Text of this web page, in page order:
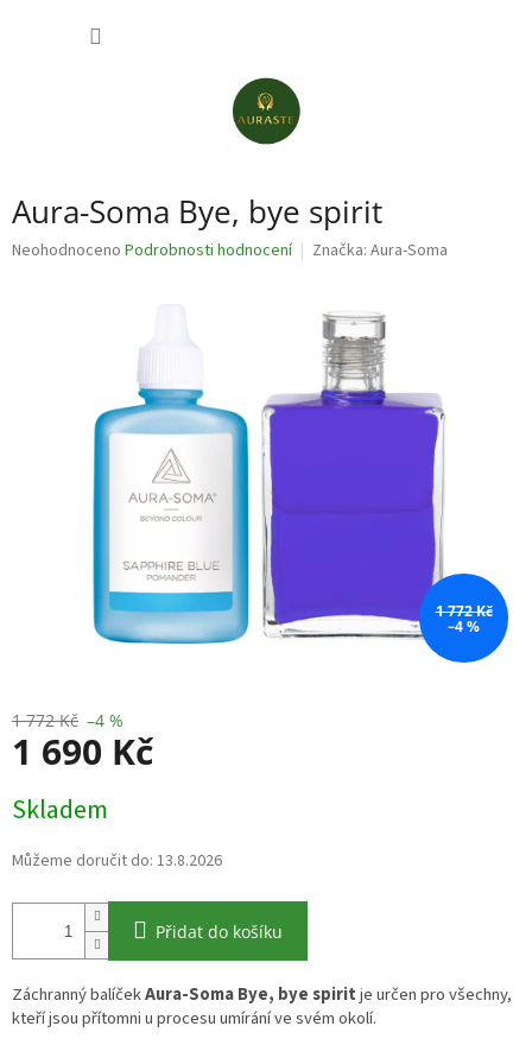
Aura-Soma Bye, bye spirit
Průměrné
Neohodnoceno Podrobnosti hodnocení Značka: Aura-Soma
1 772 Kč
–4 %
1 772 Kč –4 %
1 690 Kč
cena:
Skladem
Můžeme doručit do: 13.8.2026
Přidat do košíku
Záchranný balíčekAura-Soma Bye, bye spiritje určen pro všechny,
kteří jsou přítomni u procesu umírání ve svém okolí.